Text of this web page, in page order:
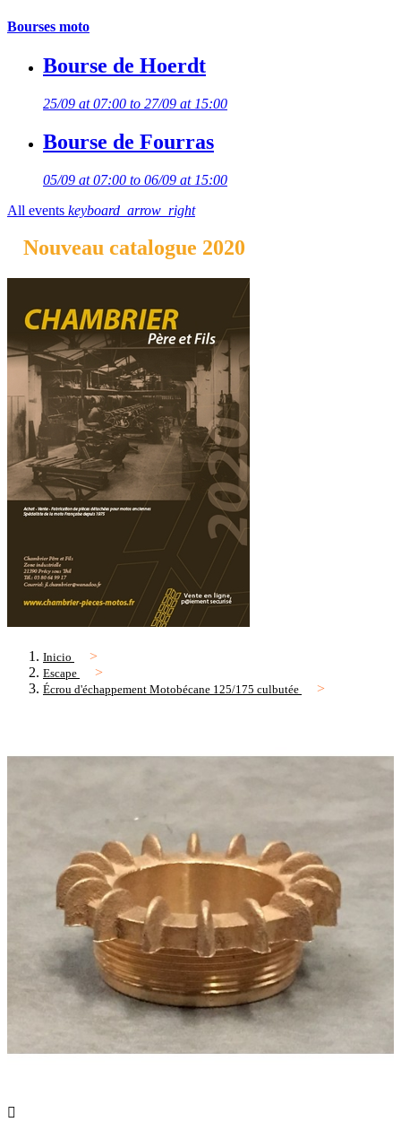
Bourses moto
Bourse de Hoerdt
25/09 at 07:00 to 27/09 at 15:00
Bourse de Fourras
05/09 at 07:00 to 06/09 at 15:00
All events keyboard_arrow_right
Nouveau catalogue 2020
Inicio
Escape
Écrou d'échappement Motobécane 125/175 culbutée
